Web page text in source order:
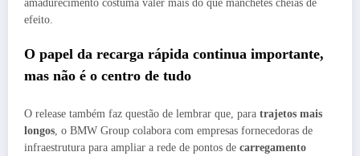
amadurecimento costuma valer mais do que manchetes cheias de
efeito.
O papel da recarga rápida continua importante,
mas não é o centro de tudo
O release também faz questão de lembrar que, para trajetos mais
longos , o BMW Group colabora com empresas fornecedoras de
infraestrutura para ampliar a rede de pontos de carregamento